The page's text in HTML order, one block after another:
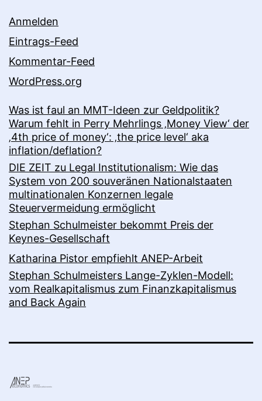
Anmelden
Eintrags-Feed
Kommentar-Feed
WordPress.org
Was ist faul an MMT-Ideen zur Geldpolitik?
Warum fehlt in Perry Mehrlings ‚Money View‘ der
‚4th price of money‘: ‚the price level‘ aka
inflation/deflation?
DIE ZEIT zu Legal Institutionalism: Wie das
System von 200 souveränen Nationalstaaten
multinationalen Konzernen legale
Steuervermeidung ermöglicht
Stephan Schulmeister bekommt Preis der
Keynes-Gesellschaft
Katharina Pistor empfiehlt ANEP-Arbeit
Stephan Schulmeisters Lange-Zyklen-Modell:
vom Realkapitalismus zum Finanzkapitalismus
and Back Again